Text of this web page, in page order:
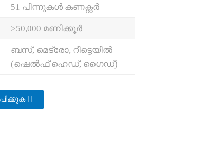
51 പിന്നുകൾ കണക്റ്റർ
>50,000 മണിക്കൂർ
ബസ്, മെട്രോ, റീട്ടെയിൽ
(ഷെൽഫ് ഹെഡ്, ഗൈഡ്)